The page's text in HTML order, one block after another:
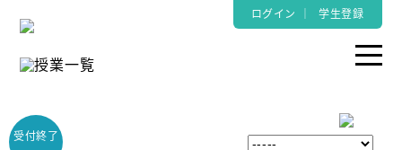
ログイン 学生登録